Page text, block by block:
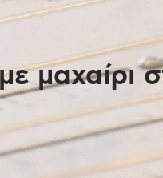
μαχαίρι